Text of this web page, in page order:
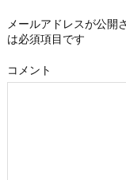
メールアドレスが公開
は必須項目です
コメント